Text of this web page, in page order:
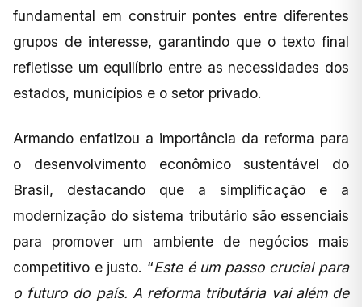
fundamental em construir pontes entre diferentes
grupos de interesse, garantindo que o texto final
refletisse um equilíbrio entre as necessidades dos
estados, municípios e o setor privado.
Armando enfatizou a importância da reforma para
o desenvolvimento econômico sustentável do
Brasil, destacando que a simplificação e a
modernização do sistema tributário são essenciais
para promover um ambiente de negócios mais
competitivo e justo. “Este é um passo crucial para
o futuro do país. A reforma tributária vai além de